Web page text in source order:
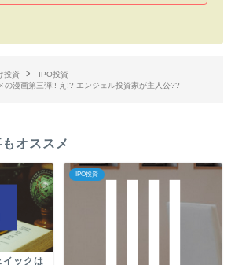
投資
IPO投資
の漫画第三弾!! え!? エンジェル投資家が主人公??
オススメ
イックは
IPO投資